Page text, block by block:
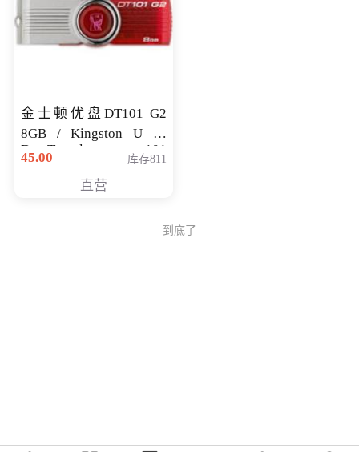
金士顿优盘DT101 G2
8GB / Kingston U 盘
DataTraveler 101
Generati
45.00 库存811
直营
到底了